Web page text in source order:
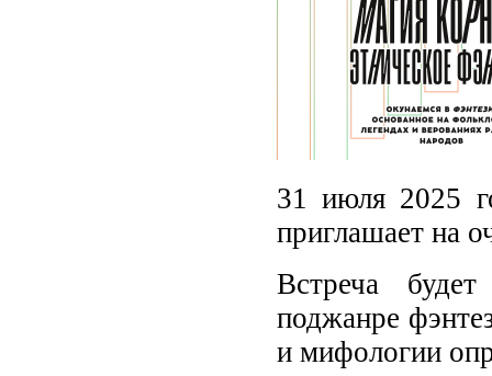
31 июля 2025
приглашает на
Встреча
поджанре
и мифологии